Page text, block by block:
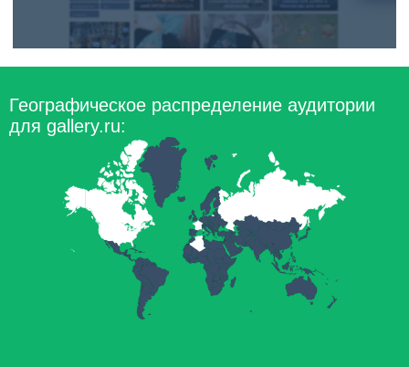
Географическое распределение аудитории
для gallery.ru: